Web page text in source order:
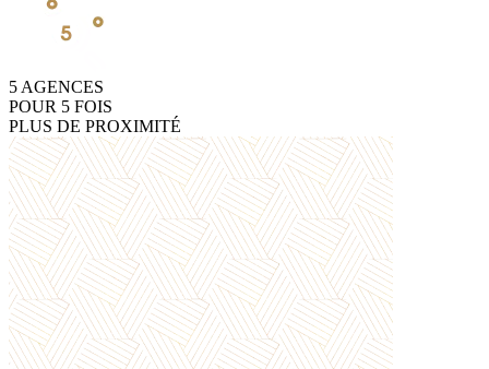
5 AGENCES
POUR 5 FOIS
PLUS DE PROXIMITÉ